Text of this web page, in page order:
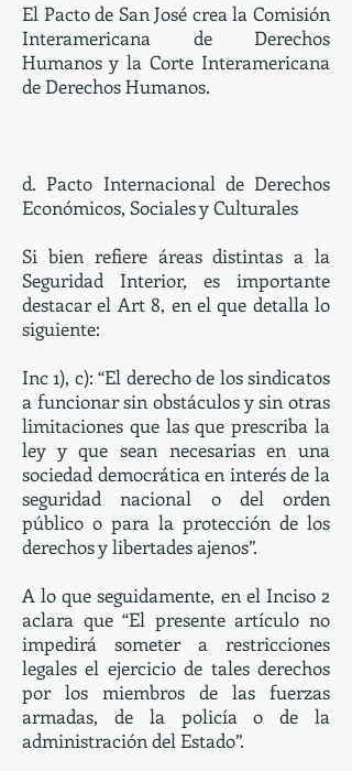
El Pacto de San José crea la Comisión
Interamericana de Derechos
Humanos y la Corte Interamericana
de Derechos Humanos.
d. Pacto Internacional de Derechos
Económicos, Sociales y Culturales
Si bien refiere áreas distintas a la
Seguridad Interior, es importante
destacar el Art 8, en el que detalla lo
siguiente:
Inc 1), c): “El derecho de los sindicatos
a funcionar sin obstáculos y sin otras
limitaciones que las que prescriba la
ley y que sean necesarias en una
sociedad democrática en interés de la
seguridad nacional o del orden
público o para la protección de los
derechos y libertades ajenos”.
A lo que seguidamente, en el Inciso 2
aclara que “El presente artículo no
impedirá someter a restricciones
legales el ejercicio de tales derechos
por los miembros de las fuerzas
armadas, de la policía o de la
administración del Estado”.